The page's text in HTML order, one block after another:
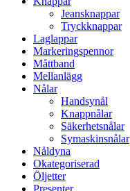
Jeansknappar
Tryckknappar
Laglappar
Markeringspennor
Måttband
Mellanlägg
Nålar
Handsynål
Knappnålar
Säkerhetsnålar
Symaskinsnålar
Nåldyna
Okategoriserad
Öljetter